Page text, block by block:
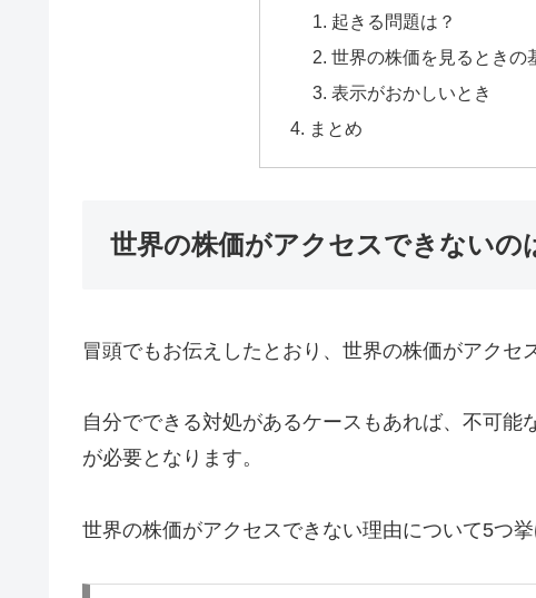
起きる問題は？
世界の株価を見るときの
表示がおかしいとき
まとめ
世界の株価がアクセスできないの
冒頭でもお伝えしたとおり、世界の株価がアクセ
自分でできる対処があるケースもあれば、不可能
が必要となります。
世界の株価がアクセスできない理由について5つ挙